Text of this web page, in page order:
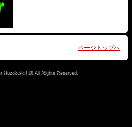
ページトップへ
Huzoku松山店 All Rights Reserved.